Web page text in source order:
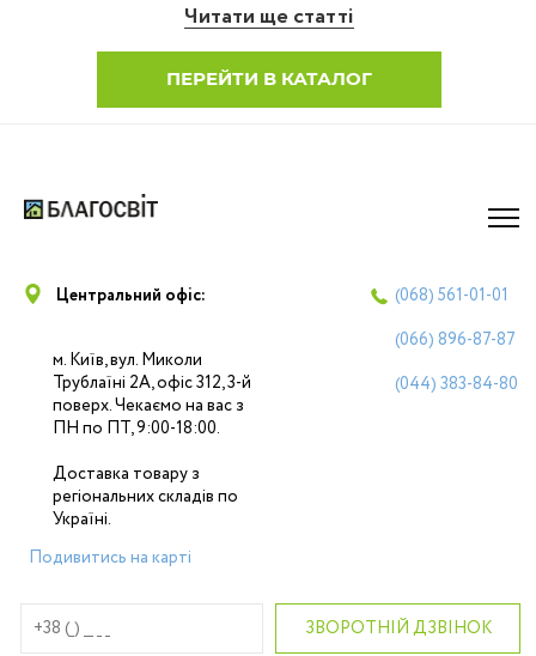
Читати ще статті
ПЕРЕЙТИ В КАТАЛОГ
Центральний офіс:
м. Київ, вул. Миколи
Трублаїні 2А, офіс 312, 3-й
поверх. Чекаємо на вас з
ПН по ПТ, 9:00-18:00.
Доставка товару з
регіональних складів по
Україні.
Подивитись на карті
(068) 561-01-01
(066) 896-87-87
(044) 383-84-80